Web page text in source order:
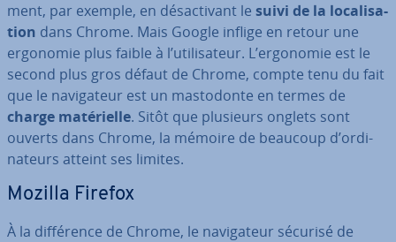
ment, par exemple, en dé­sac­ti­vant le suivi de la lo­ca­li­sa­
tion dans Chrome. Mais Google inflige en retour une
ergonomie plus faible à l’uti­li­sa­teur. L’ergonomie est le
second plus gros défaut de Chrome, compte tenu du fait
que le na­vi­ga­teur est un mas­to­donte en termes de
charge ma­té­rielle. Sitôt que plusieurs onglets sont
ouverts dans Chrome, la mémoire de beaucoup d’or­di­
na­teurs atteint ses limites.
Mozilla Firefox
À la dif­fé­rence de Chrome, le na­vi­ga­teur sécurisé de